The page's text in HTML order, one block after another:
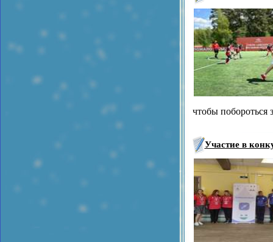
чтобы побороться
Участие в